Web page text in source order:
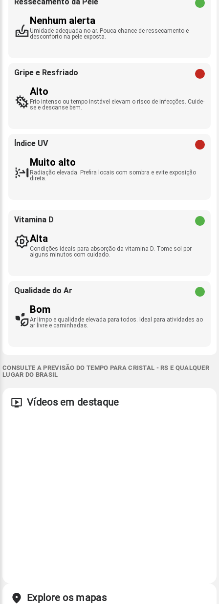
Nenhum alerta
Umidade adequada no ar. Pouca chance de ressecamento e
desconforto na pele exposta.
Gripe e Resfriado
Alto
Frio intenso ou tempo instável elevam o risco de infecções. Cuide-
se e descanse bem.
Índice UV
Muito alto
Radiação elevada. Prefira locais com sombra e evite exposição
direta.
Vitamina D
Alta
Condições ideais para absorção da vitamina D. Tome sol por
alguns minutos com cuidado.
Qualidade do Ar
Bom
Ar limpo e qualidade elevada para todos. Ideal para atividades ao
ar livre e caminhadas.
CONSULTE A PREVISÃO DO TEMPO PARA CRISTAL - RS E QUALQUER
LUGAR DO BRASIL
Vídeos em destaque
Explore os mapas